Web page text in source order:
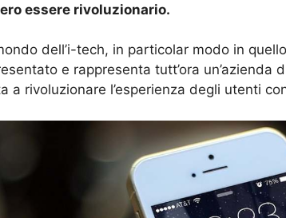
essere rivoluzionario.
dell’i-tech, in particolar modo in
e rappresenta tutt’ora un’azienda
a rivoluzionare l’esperienza degli utenti